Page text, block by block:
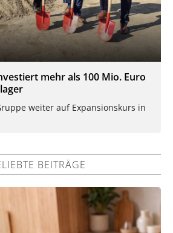
mehr als 100 Mio. Euro
weiter auf Expansionskurs in
BEITRÄGE